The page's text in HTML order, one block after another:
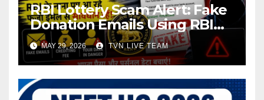
RBI Lottery Scam Alert: Fake
Donation Emails Using RBI
Name Target Indian Users
MAY 29, 2026 TVN LIVE TEAM